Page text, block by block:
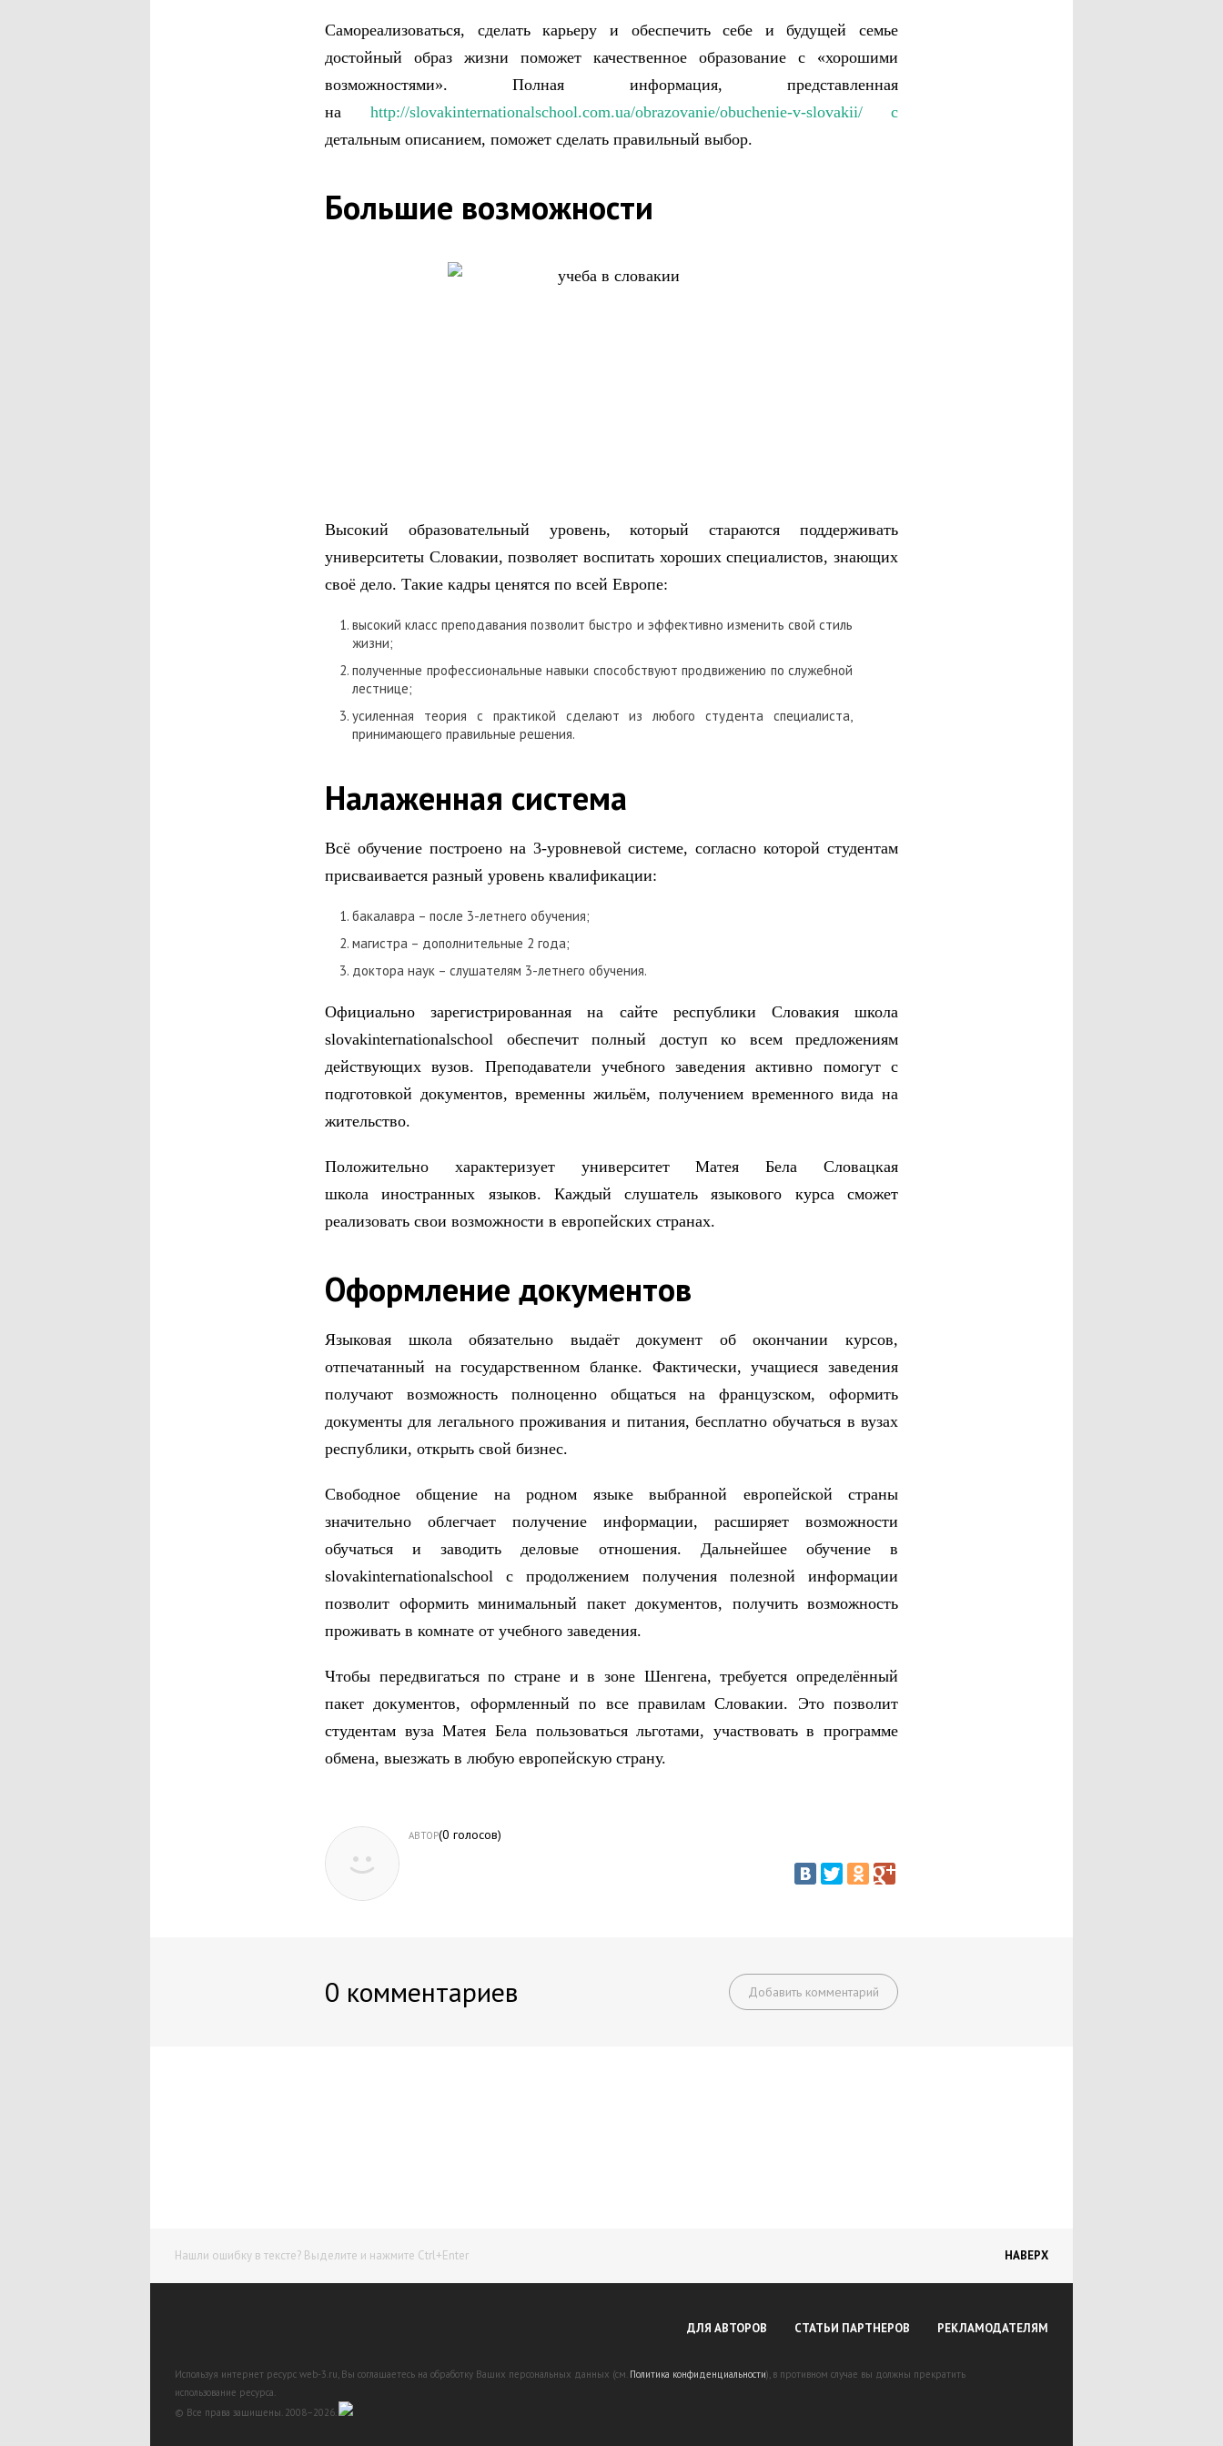
Самореализоваться, сделать карьеру и обеспечить себе и будущей семье
достойный образ жизни поможет качественное образование с «хорошими
возможностями». Полная информация, представленная
на http://slovakinternationalschool.com.ua/obrazovanie/obuchenie-v-slovakii/ с
детальным описанием, поможет сделать правильный выбор.
Большие возможности
Высокий образовательный уровень, который стараются поддерживать
университеты Словакии, позволяет воспитать хороших специалистов, знающих
своё дело. Такие кадры ценятся по всей Европе:
высокий класс преподавания позволит быстро и эффективно изменить свой стиль
жизни;
полученные профессиональные навыки способствуют продвижению по служебной
лестнице;
усиленная теория с практикой сделают из любого студента специалиста,
принимающего правильные решения.
Налаженная система
Всё обучение построено на 3-уровневой системе, согласно которой студентам
присваивается разный уровень квалификации:
бакалавра – после 3-летнего обучения;
магистра – дополнительные 2 года;
доктора наук – слушателям 3-летнего обучения.
Официально зарегистрированная на сайте республики Словакия школа
slovakinternationalschool обеспечит полный доступ ко всем предложениям
действующих вузов. Преподаватели учебного заведения активно помогут с
подготовкой документов, временны жильём, получением временного вида на
жительство.
Положительно характеризует университет Матея Бела Словацкая
школа иностранных языков. Каждый слушатель языкового курса сможет
реализовать свои возможности в европейских странах.
Оформление документов
Языковая школа обязательно выдаёт документ об окончании курсов,
отпечатанный на государственном бланке. Фактически, учащиеся заведения
получают возможность полноценно общаться на французском, оформить
документы для легального проживания и питания, бесплатно обучаться в вузах
республики, открыть свой бизнес.
Свободное общение на родном языке выбранной европейской страны
значительно облегчает получение информации, расширяет возможности
обучаться и заводить деловые отношения. Дальнейшее обучение в
slovakinternationalschool с продолжением получения полезной информации
позволит оформить минимальный пакет документов, получить возможность
проживать в комнате от учебного заведения.
Чтобы передвигаться по стране и в зоне Шенгена, требуется определённый
пакет документов, оформленный по все правилам Словакии. Это позволит
студентам вуза Матея Бела пользоваться льготами, участвовать в программе
обмена, выезжать в любую европейскую страну.
АВТОР(0 голосов)
0 комментариев Добавить комментарий
Нашли ошибку в тексте? Выделите и нажмите Ctrl+Enter НАВЕРХ
ДЛЯ АВТОРОВ СТАТЬИ ПАРТНЕРОВ РЕКЛАМОДАТЕЛЯМ
Используя интернет ресурс web-3.ru, Вы соглашаетесь на обработку Ваших персональных данных (см. Политика конфиденциальности), в противном случае вы должны прекратить
использование ресурса.
© Все права защищены. 2008–2026.